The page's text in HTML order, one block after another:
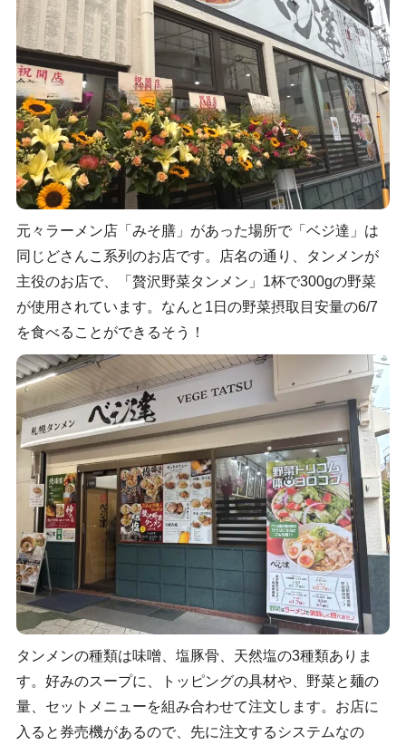
元々ラーメン店「みそ膳」があった場所で「ベジ達」は
同じどさんこ系列のお店です。店名の通り、タンメンが
主役のお店で、「贅沢野菜タンメン」1杯で300gの野菜
が使用されています。なんと1日の野菜摂取目安量の6/7
を食べることができるそう！
タンメンの種類は味噌、塩豚骨、天然塩の3種類ありま
す。好みのスープに、トッピングの具材や、野菜と麺の
量、セットメニューを組み合わせて注文します。お店に
入ると券売機があるので、先に注文するシステムなの